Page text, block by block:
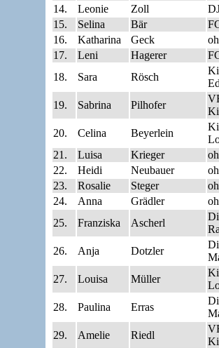
14.
Leonie Zoll
15.
Selina Bär
16.
Katharina Geck
17.
Leni Hagerer
18.
Sara Rösch
19.
Sabrina Pilhofer
20.
Celina Beyerlein
21.
Luisa Krieger
22.
Heidi Neubauer
23.
Rosalie Steger
24.
Anna Grädler
25.
Franziska Ascherl
26.
Anja Dotzler
27.
Louisa Müller
28.
Paulina Erras
29.
Amelie Riedl